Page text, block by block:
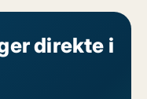
direkte i